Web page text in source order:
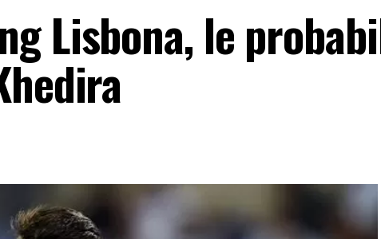
Lisbona, le